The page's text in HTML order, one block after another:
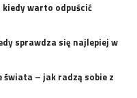
warto odpuścić
sprawdza się najlepiej w
– jak radzą sobie z